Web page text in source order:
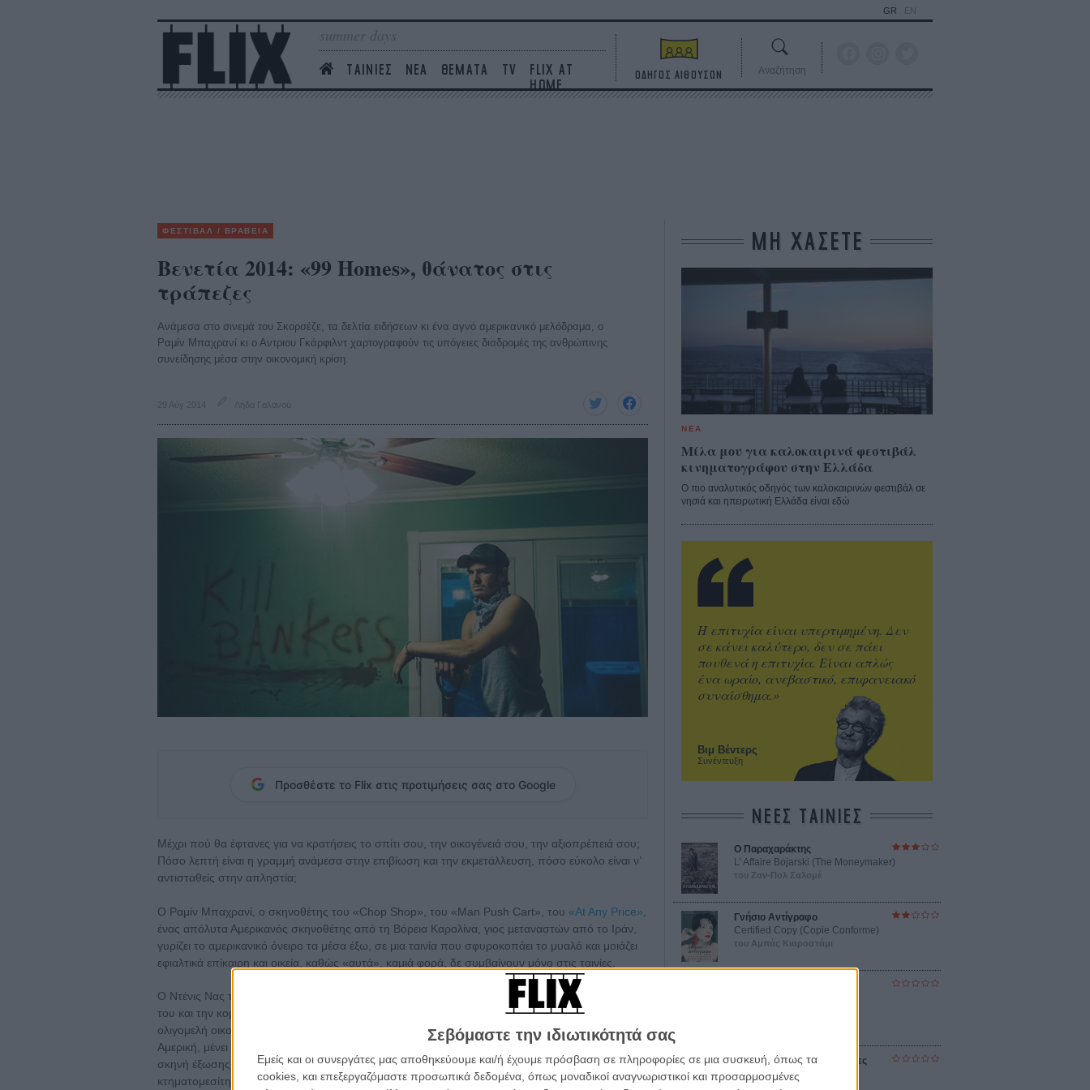
Σεβόμαστε την ιδιωτικότητά σας
Εμείς και οι συνεργάτες μας αποθηκεύουμε και/ή έχουμε πρόσβαση σε πληροφορίες σε μια συσκευή, όπως τα
cookies, και επεξεργαζόμαστε προσωπικά δεδομένα, όπως μοναδικοί αναγνωριστικοί και προσαρμοσμένες
summer days
ΤΑΙΝΙΕΣ ΝΕΑ ΘΕΜΑΤΑ TV
FLIX AT
HOME
GR EN
ΟΔΗΓΟΣ ΑΙΘΟΥΣΩΝ Αναζήτηση
ΦΕΣΤΙΒΑΛ / ΒΡΑΒΕΙΑ
Βενετία 2014: «99 Homes», θάνατος στις
τράπεζες
Ανάμεσα στο σινεμά του Σκορσέζε, τα δελτία ειδήσεων κι ένα αγνό αμερικανικό μελόδραμα, ο
Ραμίν Μπαχρανί κι ο Αντριου Γκάρφιλντ χαρτογραφούν τις υπόγειες διαδρομές της ανθρώπινης
συνείδησης μέσα στην οικονομική κρίση.
29 Αύγ 2014 Λήδα Γαλανού
Προσθέστε το Flix στις προτιμήσεις σας στο Google
Μέχρι πού θα έφτανες για να κρατήσεις το σπίτι σου, την οικογένειά σου, την αξιοπρέπειά σου;
Πόσο λεπτή είναι η γραμμή ανάμεσα στην επιβίωση και την εκμετάλλευση, πόσο εύκολο είναι ν’
αντισταθείς στην απληστία;
Ο Ραμίν Μπαχρανί, ο σκηνοθέτης του «Chop Shop», του «Man Push Cart», του «At Any Price»
ένας απόλυτα Αμερικανός σκηνοθέτης από τη Βόρεια Καρολίνα, γιος μεταναστών από το Ιράν,
γυρίζει το αμερικανικό όνειρο τα μέσα έξω, σε μια ταινία που σφυροκοπάει το μυαλό και μοιάζει
εφιαλτικά επίκαιρη και οικεία, καθώς «αυτά», καμιά φορά, δε συμβαίνουν μόνο στις ταινίες.
Ο Ντένις Νας του Αντριου Γκάρφιλντ είναι ένας νεαρός οικοδόμος που ζει με τον 10χρονο γιο
του και την κομμώτρια μητέρα του – απλός βιοπαλαιστής που προσπαθεί να συντηρήσει την
ολιγομελή οικογένειά του και το πατρικό τους σπίτι. Οταν, λόγω της ανεργίας στη σύγχρονη
Αμερική, μένει πίσω στο δάνειό του και η τράπεζα του παίρνει το σπίτι – σε μια συγκλονιστική
σκηνή έξωσης – ο Ντένις αποφασίζει, μη βρίσκοντας άλλη λύση, να δουλέψει για τον
κτηματομεσίτη που ευθύνεται για τα δικά του δεινά, ώστε να κερδίσει τα χρήματα που χρειάζεται
ΜΗ ΧΑΣΕΤΕ
ΝΕΑ
Μίλα μου για καλοκαιρινά φεστιβάλ
κινηματογράφου στην Ελλάδα
Ο πιο αναλυτικός οδηγός των καλοκαιρινών φεστιβάλ σε
νησιά και ηπειρωτική Ελλάδα είναι εδώ
Βιμ Βέντερς
Συνέντευξη
Η επιτυχία είναι υπερτιμημένη. Δεν
σε κάνει καλύτερο, δεν σε πάει
πουθενά η επιτυχία. Είναι απλώς
ένα ωραίο, ανεβαστικό, επιφανειακό
συναίσθημα.»
ΝΕΕΣ ΤΑΙΝΙΕΣ
Ο Παραχαράκτης
L’ Affaire Bojarski (The Moneymaker)
του Ζαν-Πολ Σαλομέ
Γνήσιο Αντίγραφο
Certified Copy (Copie Conforme)
του Αμπάς Κιαροστάμι
Αυτό που Ξέρουν οι Γυναίκες
Pour le Plaisir